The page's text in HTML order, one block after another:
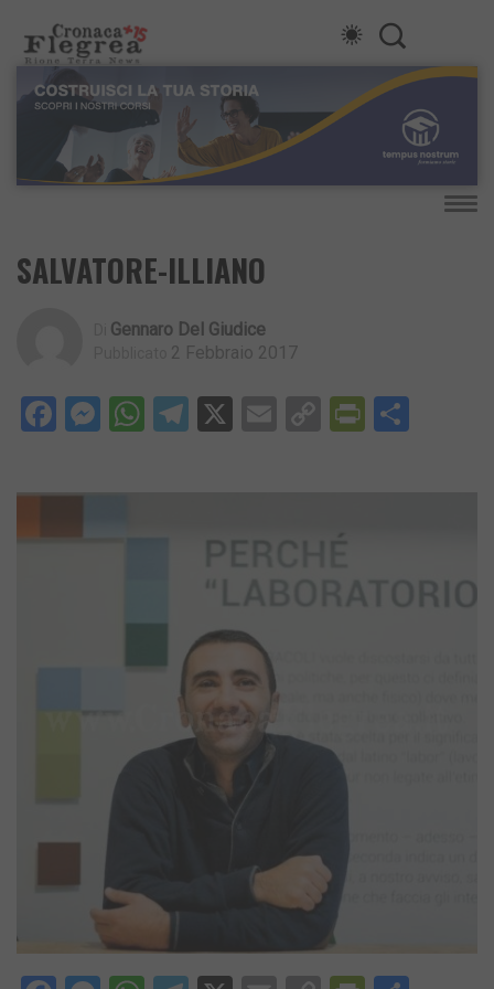
SALVATORE-ILLIANO
Gennaro Del Giudice
2 Febbraio 2017
Facebook
Messenger
WhatsApp
Telegram
X EmailCopy